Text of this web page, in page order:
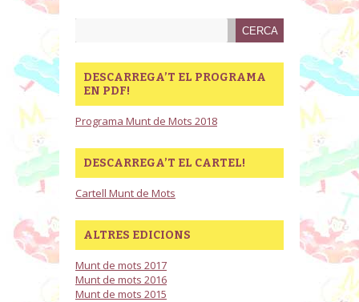
DESCARREGA’T EL PROGRAMA
EN PDF!
Programa Munt de Mots 2018
DESCARREGA’T EL CARTEL!
Cartell Munt de Mots
ALTRES EDICIONS
Munt de mots 2017
Munt de mots 2016
Munt de mots 2015